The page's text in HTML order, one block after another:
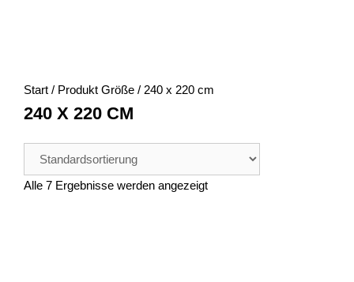
Start / Produkt Größe / 240 x 220 cm
240 X 220 CM
Alle 7 Ergebnisse werden angezeigt